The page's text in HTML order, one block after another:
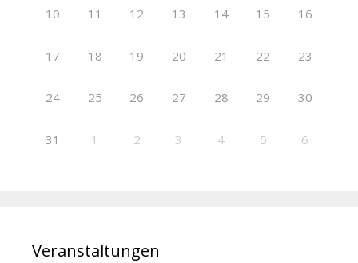
10 11 12 13 14 15 16
17 18 19 20 21 22 23
24 25 26 27 28 29 30
31 1 2 3 4 5 6
Veranstaltungen